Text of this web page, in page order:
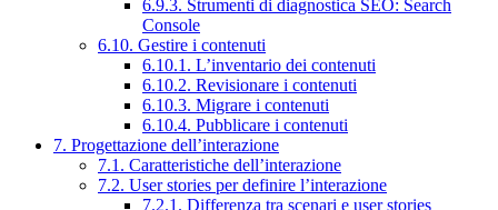
6.9.3. Strumenti di diagnostica SEO: Search
Console
6.10. Gestire i contenuti
6.10.1. L’inventario dei contenuti
6.10.2. Revisionare i contenuti
6.10.3. Migrare i contenuti
6.10.4. Pubblicare i contenuti
7. Progettazione dell’interazione
7.1. Caratteristiche dell’interazione
7.2. User stories per definire l’interazione
7.2.1. Differenza tra scenari e user stories